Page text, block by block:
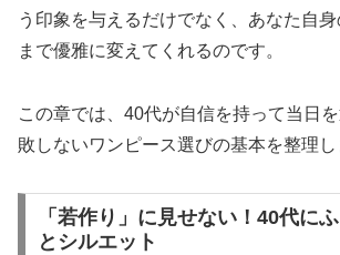
う印象を与えるだけでなく、あなた自
まで優雅に変えてくれるのです。
この章では、40代が自信を持って当日
敗しないワンピース選びの基本を整理し
「若作り」に見せない！40代に
とシルエット